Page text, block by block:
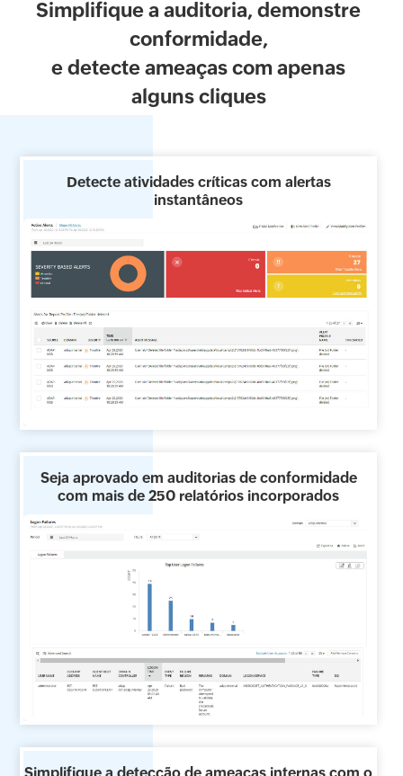
Simplifique a auditoria, demonstre
conformidade,
e detecte ameaças com apenas
alguns cliques
Detecte atividades críticas com alertas
instantâneos
Seja aprovado em auditorias de conformidade
com mais de 250 relatórios incorporados